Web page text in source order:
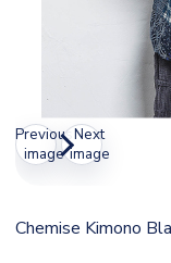
Previous
image
Next
image
Chemise Kimono